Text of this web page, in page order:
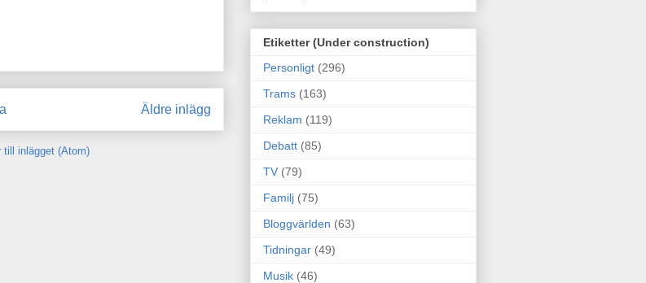
Äldre inlägg
till inlägget (Atom)
Etiketter (Under construction)
Personligt (296)
Trams (163)
Reklam (119)
Debatt (85)
TV (79)
Familj (75)
Bloggvärlden (63)
Tidningar (49)
Musik (46)